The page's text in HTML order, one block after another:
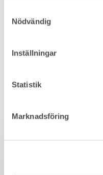
Nödvändig
Inställningar
Statistik
Marknadsföring